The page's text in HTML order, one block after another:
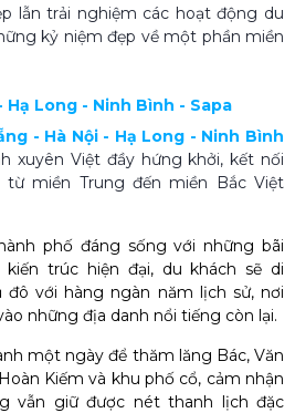
lẫn trải nghiệm các hoạt động du
kỷ niệm đẹp về một phần miền
Hạ Long - Ninh Bình - Sapa
- Hà Nội - Hạ Long - Ninh Bình
xuyên Việt đầy hứng khởi, kết nối
miền Trung đến miền Bắc Việt
phố đáng sống với những bãi
trúc hiện đại, du khách sẽ di
đô với hàng ngàn năm lịch sử, nơi
những địa danh nổi tiếng còn lại.
một ngày để thăm lăng Bác,Văn
Kiếm và khu phố cổ, cảm nhận
vẫn giữ được nét thanh lịch đặc